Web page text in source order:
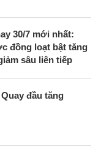
30/7 mới nhất:
đồng loạt bật tăng
sâu liên tiếp
đầu tăng